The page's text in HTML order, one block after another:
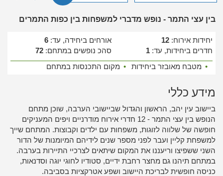
בין עצי התמר - נופש מדברי למשפחות בין כפות התמרים
יחידות אירוח: 12 אורחים ביחידה, עד: 6
חדרים ביחידות, עד: 1 סהכ נופשים במתחם: 72
• מטבח מאובזר ביחידות • מקום התכנסות במתחם
מידע כללי
ביישוב עין יהב, הראשון והגדול שביישובי הערבה, שוכן מתחם
הנופש בין עצי התמר - 12 חדרי אירוח מודרניים ויפים המעניקים
חופשה של שלווה לזוגות, משפחות עם ילדים וקבוצות. המתחם שייך
למשפחת קליין ועבר לפני מספר שנים לידיהם המיומנות של הדור
השני ששפיצו וריעננו את המקום שיתאים לצרכיי התיירות בערבה.
במתחם תיהנו גם מחצר רחבת ידיים, סטודיו לחוגי יוגה וסדנאות,
כניסה חופשית לבריכת היישוב ושפע אטרקציות בסביבה.